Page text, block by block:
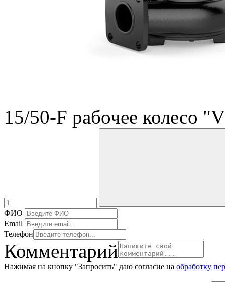
15/50-F рабочее колесо
ФИО
Email
Телефон
Комментарий
Нажимая на кнопку "Запросить" даю согласие на обработку